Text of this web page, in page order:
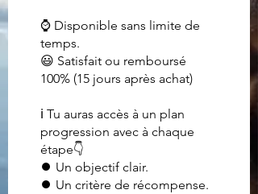
⌚ Disponible sans limite de
temps.
😃 Satisfait ou remboursé
100% (15 jours après achat)
ℹ Tu auras accès à un plan
progression avec à chaque
étape👇
⏺ Un objectif clair.
⏺ Un critère de récompense.